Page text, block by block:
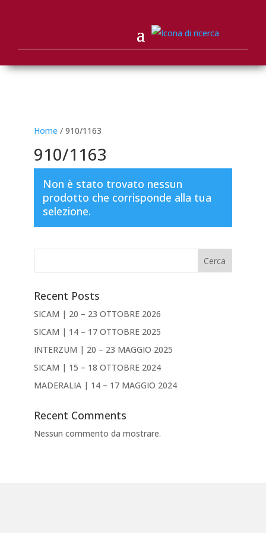
Home / 910/1163
910/1163
Non è stato trovato nessun
prodotto che corrisponde alla tua
selezione.
Cerca
Recent Posts
SICAM | 20 – 23 OTTOBRE 2026
SICAM | 14 – 17 OTTOBRE 2025
INTERZUM | 20 – 23 MAGGIO 2025
SICAM | 15 – 18 OTTOBRE 2024
MADERALIA | 14 – 17 MAGGIO 2024
Recent Comments
Nessun commento da mostrare.